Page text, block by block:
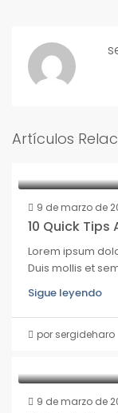
Artículos
9 de marzo de
10 Quick
Lorem ipsum
Duis mollis et
Sigue leyendo
por sergideharo
9 de marzo de